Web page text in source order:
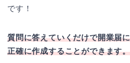
です！
質問に答えていくだけで開業届
正確に作成することができます。